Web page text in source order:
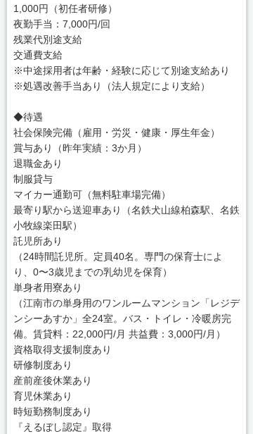
1,000円（初任者研修）
夜勤手当：7,000円/回
残業代別途支給
交通費支給
※中途採用者は年齢・経験に応じて別途支給あり
※処遇改善手当あり（法人規定により支給）
◆待遇
社会保険完備（雇用・労災・健康・厚生年金）
賞与あり（昨年実績：3か月）
退職金あり
制服貸与
マイカー通勤可（無料駐車場完備）
最寄り駅から送迎車あり（名鉄犬山線柏森駅、名鉄
小牧線楽田駅）
託児所あり
（24時間託児所。定員40名。専門の保育士によ
り、0〜3歳児までの乳幼児を保育）
単身者用寮あり
（江南市の単身用のワンルームマンション「レジデ
ンシーあすか」全24室。バス・トイレ・冷暖房完
備。賃貸料：22,000円/月 共益費：3,000円/月）
資格取得支援制度あり
研修制度あり
産前産後休業あり
育児休業あり
時短勤務制度あり
『えるぼし認定』取得